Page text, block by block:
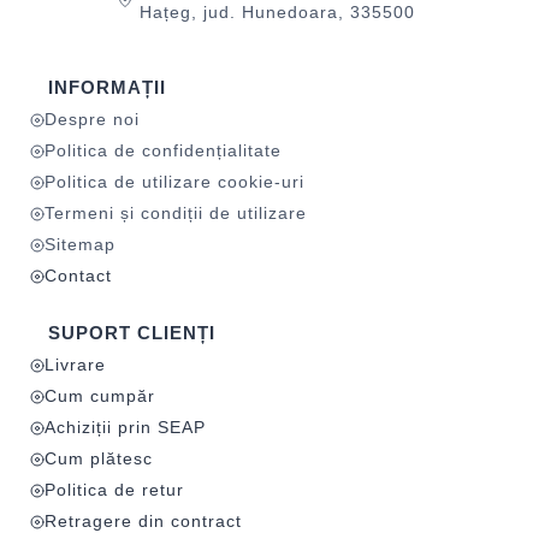
Hațeg, jud. Hunedoara, 335500
INFORMAȚII
Despre noi
Politica de confidențialitate
Politica de utilizare cookie-uri
Termeni și condiții de utilizare
Sitemap
Contact
SUPORT CLIENȚI
Livrare
Cum cumpăr
Achiziții prin SEAP
Cum plătesc
Politica de retur
Retragere din contract